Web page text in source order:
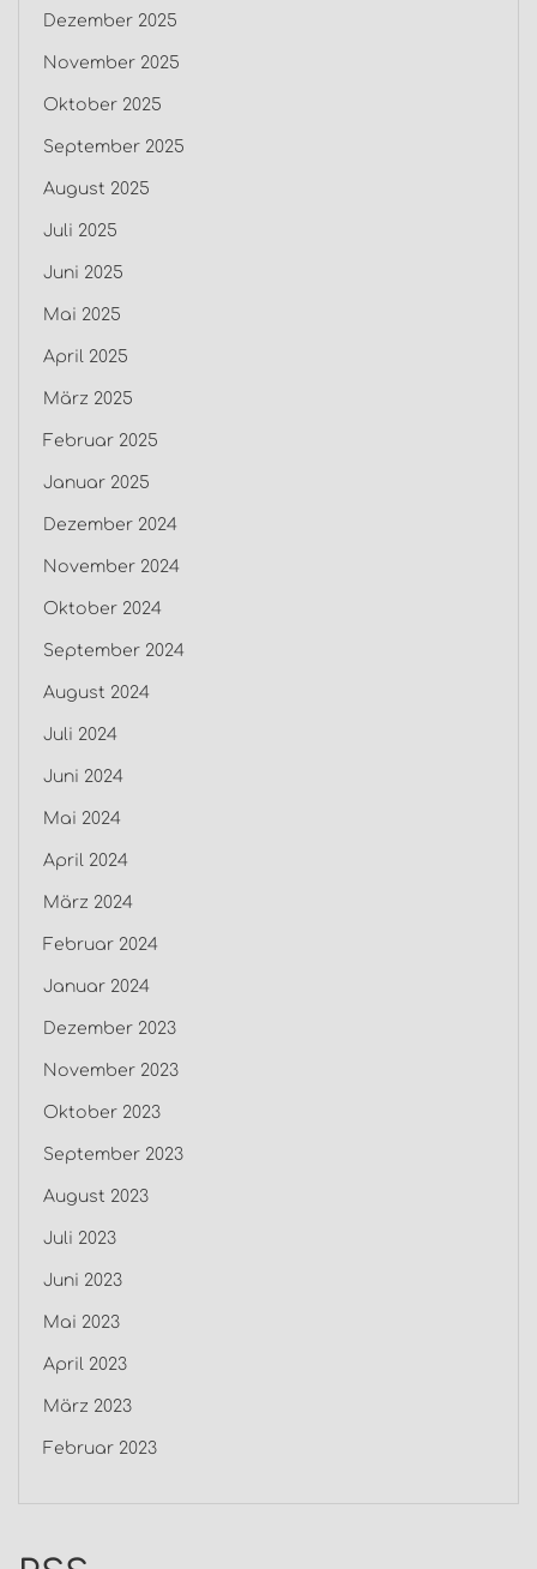
Dezember 2025
November 2025
Oktober 2025
September 2025
August 2025
Juli 2025
Juni 2025
Mai 2025
April 2025
März 2025
Februar 2025
Januar 2025
Dezember 2024
November 2024
Oktober 2024
September 2024
August 2024
Juli 2024
Juni 2024
Mai 2024
April 2024
März 2024
Februar 2024
Januar 2024
Dezember 2023
November 2023
Oktober 2023
September 2023
August 2023
Juli 2023
Juni 2023
Mai 2023
April 2023
März 2023
Februar 2023